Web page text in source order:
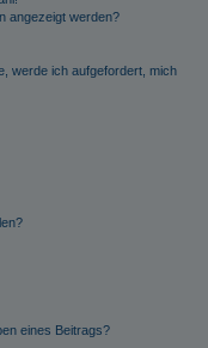
angezeigt werden?
werde ich aufgefordert, mich
eines Beitrags?